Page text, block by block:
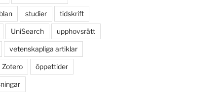
studier tidskrift
UniSearch upphovsrätt
vetenskapliga artiklar
Zotero öppettider